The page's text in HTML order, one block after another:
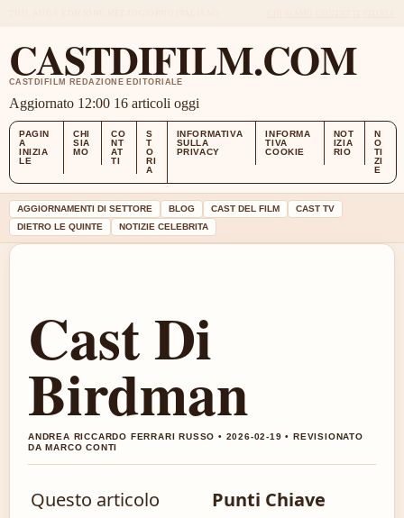
CASTDIFILM.COM
CASTDIFILM REDAZIONE EDITORIALE
Aggiornato 12:00 16 articoli oggi
PAGIN
A
INIZIA
LE
CHI
SIA
MO
CO
NT
AT
TI
S
T
O
RI
A
INFORMATIVA
SULLA
PRIVACY
INFORMA
TIVA
COOKIE
NOT
IZIA
RIO
N
O
TI
ZI
E
AGGIORNAMENTI DI SETTORE BLOG CAST DEL FILM
CAST TV
DIETRO LE QUINTE
NOTIZIE CELEBRITA
Cast Di
Birdman
ANDREA RICCARDO FERRARI RUSSO • 2026-02-19 • REVISIONATO
DA MARCO CONTI
Questo articolo
Punti Chiave